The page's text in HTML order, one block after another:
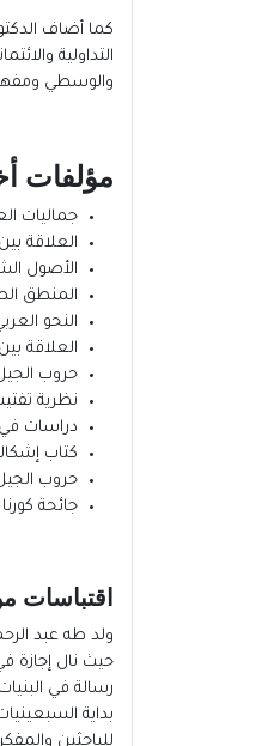
كما أضاف
التداولية
والوسطي
مؤلفات
جماليات
العلاقة
الأصول
المنطق
النحو
العلاقة
حروب
نظرية
دراسات
كتاب
حروب
جائحة
اقتباسات
للباحثين